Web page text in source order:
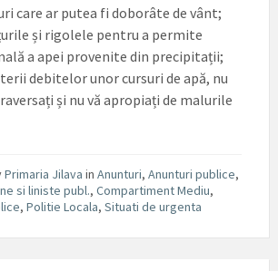
care ar putea fi doborâte de vânt;
și rigolele pentru a permite
a apei provenite din precipitații;
debitelor unor cursuri de apă, nu
și nu vă apropiați de malurile
Primaria Jilava in Anunturi, Anunturi publice,
si liniste publ., Compartiment Mediu,
, Politie Locala, Situati de urgenta